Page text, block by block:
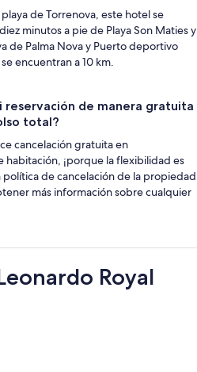
de Torrenova, este hotel se
minutos a pie de Playa Son Maties y
de Palma Nova y Puerto deportivo
encuentran a 10 km.
reservación de manera gratuita
total?
cancelación gratuita en
habitación, ¡porque la flexibilidad es
de cancelación de la propiedad
más información sobre cualquier
Royal